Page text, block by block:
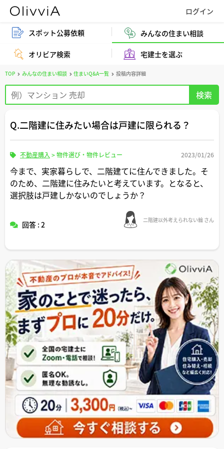
スポット公募依頼 みんなの住まい相談
オリビア検索 宅建士を選ぶ
TOP みんなの住まい相談 住まいQ&A一覧 投稿内容詳細
Q.二階建に住みたい場合は戸建に限られる？
不動産購入 >物件選び・物件レビュー 2023/01/26
今まで、実家暮らしで、二階建てに住んできました。そ
のため、二階建に住みたいと考えています。となると、
選択肢は戸建しかないのでしょうか？
回答 : 2 二階建以外考えられない輪 さん